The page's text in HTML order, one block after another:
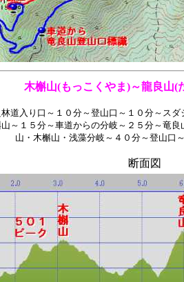
木槲山(もっこくやま)～龍良山(
道入り口～１０分～登山口～１０分～ス
～１５分～車道からの分岐～２５分～竜
山・木槲山・浅藻分岐～４０分～登山口
断面図